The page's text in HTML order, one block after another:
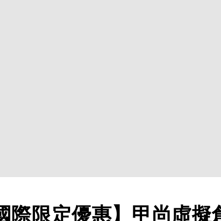
際限定優惠】甲尚虛擬